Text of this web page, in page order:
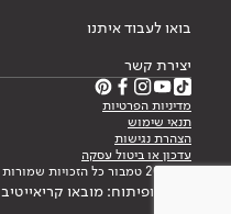
בואו לעבוד איתנו
יצירת קשר
מדיניות הפרטיות
תנאי שימוש
הצהרת נגישות
עדכון או ביטול עסקה
© 2026 טמבור כל הזכויות שמורות
עיצוב ופיתוח: מובאו קריאייטיב